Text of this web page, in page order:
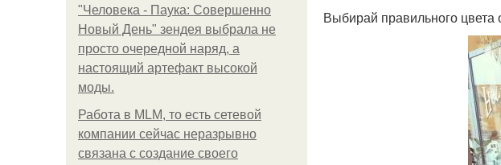
"Человека - Паука: Совершенно
Новый День" зендея выбрала не
просто очередной наряд, а
настоящий артефакт высокой
моды.
Работа в MLM, то есть сетевой
компании сейчас неразрывно
связана с создание своего
Выбирай правильного цвета